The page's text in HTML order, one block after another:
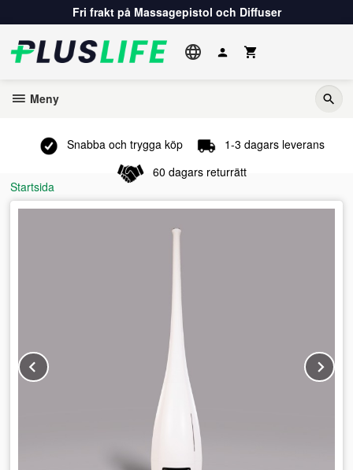
till
innehåll
Fri frakt på Massagepistol och Diffuser
Meny
Snabba och trygga köp
1-3 dagars leverans
60 dagars returrätt
Startsida
Prev